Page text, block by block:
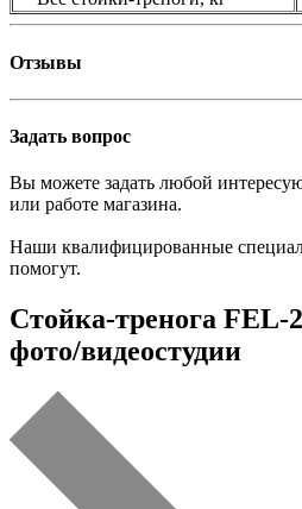
Отзывы
Задать вопрос
Вы можете задать любой
или работе магазина.
Наши квалифицированные
помогут.
Стойка-тренога FEL-
фото/видеостудии